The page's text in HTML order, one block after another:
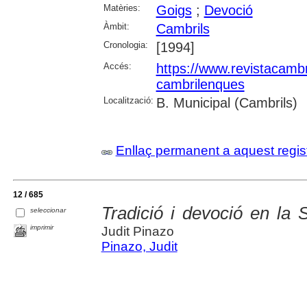
Matèries: Goigs; Devoció
Àmbit: Cambrils
Cronologia: [1994]
Accés:
https://
cambrilenques
Localització: B. Municipal (Cambrils)
Enllaç permanent a aquest
12 / 685
seleccionar
imprimir
Tradició i devoció en la
Judit Pinazo
Pinazo, Judit